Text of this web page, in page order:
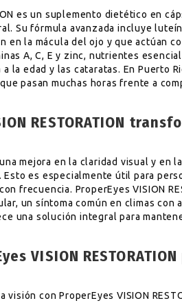
es un suplemento dietético en
Su fórmula avanzada incluye
en la mácula del ojo y que actúan
A, C, E y zinc, nutrientes
la edad y las cataratas. En Puerto
pasan muchas horas frente a
RESTORATION
mejora en la claridad visual y en
es especialmente útil para
frecuencia. ProperEyes VISION
un síntoma común en climas con
una solución integral para
VISION
con ProperEyes VISION